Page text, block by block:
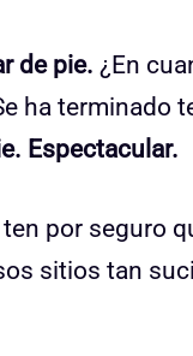
de pie. ¿En
ha terminado
Espectacular.
por seguro
sitios tan